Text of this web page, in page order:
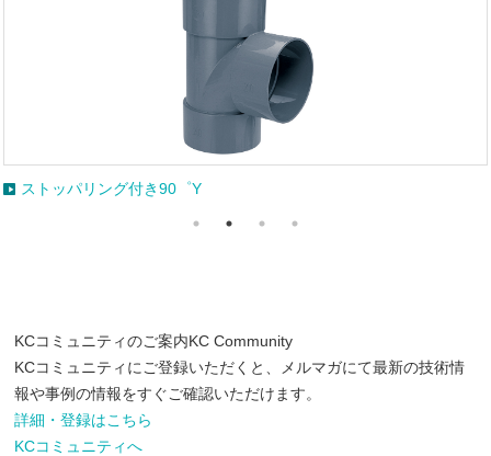
特殊フィルター（蓋付き）
KCコミュニティのご案内KC Community
KCコミュニティにご登録いただくと、メルマガにて最新の技術情
報や事例の情報をすぐご確認いただけます。
詳細・登録はこちら
KCコミュニティへ